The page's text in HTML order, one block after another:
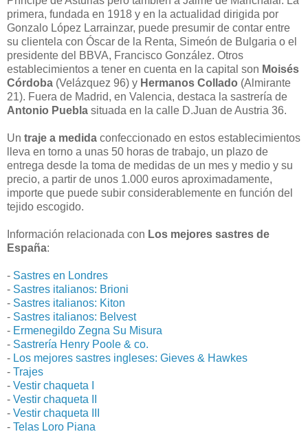
primera, fundada en 1918 y en la actualidad dirigida por
Gonzalo López Larrainzar, puede presumir de contar entre
su clientela con Óscar de la Renta, Simeón de Bulgaria o el
presidente del BBVA, Francisco González. Otros
establecimientos a tener en cuenta en la capital son Moisés
Córdoba (Velázquez 96) y Hermanos Collado (Almirante
21). Fuera de Madrid, en Valencia, destaca la sastrería de
Antonio Puebla situada en la calle D.Juan de Austria 36.
Un traje a medida confeccionado en estos establecimientos
lleva en torno a unas 50 horas de trabajo, un plazo de
entrega desde la toma de medidas de un mes y medio y su
precio, a partir de unos 1.000 euros aproximadamente,
importe que puede subir considerablemente en función del
tejido escogido.
Información relacionada con Los mejores sastres de
España:
- Sastres en Londres
- Sastres italianos: Brioni
- Sastres italianos: Kiton
- Sastres italianos: Belvest
- Ermenegildo Zegna Su Misura
- Sastrería Henry Poole & co.
- Los mejores sastres ingleses: Gieves & Hawkes
- Trajes
- Vestir chaqueta I
- Vestir chaqueta II
- Vestir chaqueta III
- Telas Loro Piana